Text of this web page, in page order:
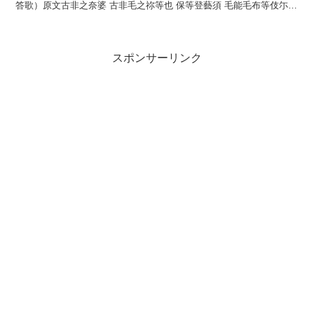
答歌）原文古非之奈婆 古非毛之祢等也 保等登藝須 毛能毛布等伎尓
スポンサーリンク